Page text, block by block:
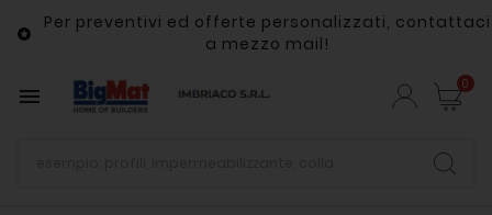

Per preventivi ed offerte personalizzati, contattaci
a mezzo mail!
 0